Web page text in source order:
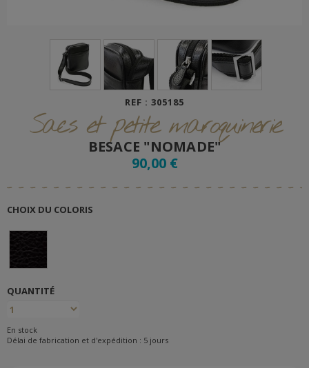
REF : 305185
Sacs et petite maroquinerie
BESACE "NOMADE"
90,00 €
CHOIX DU COLORIS
QUANTITÉ
En stock
Délai de fabrication et d'expédition : 5 jours